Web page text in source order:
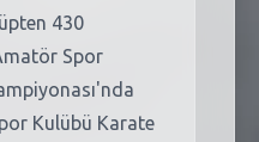
430
Spor
Kulübü Karate